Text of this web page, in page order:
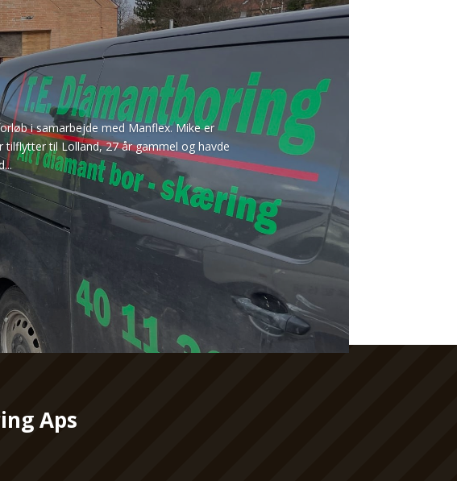
i samarbejde med Manflex. Mike er
til Lolland, 27 år gammel og havde
Aps